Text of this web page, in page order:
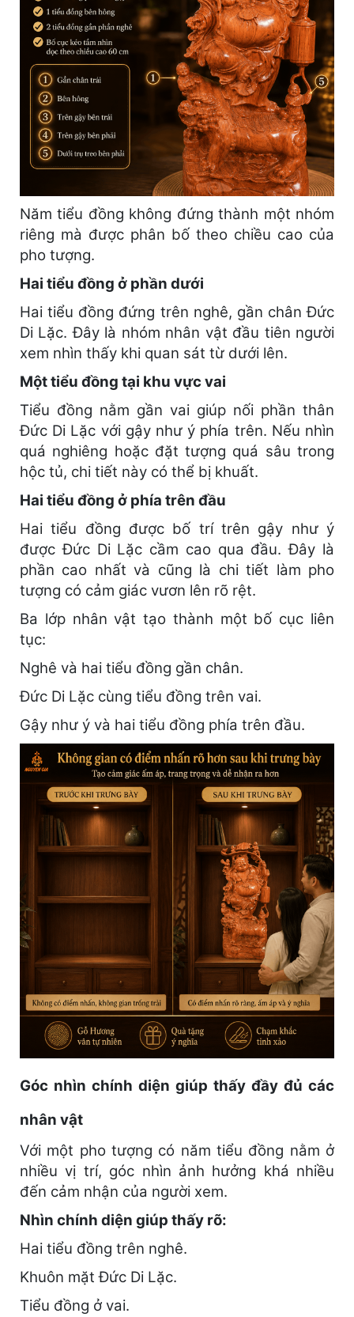
Năm tiểu đồng không đứng thành một nhóm
riêng mà được phân bố theo chiều cao của
pho tượng.
Hai tiểu đồng ở phần dưới
Hai tiểu đồng đứng trên nghê, gần chân Đức
Di Lặc. Đây là nhóm nhân vật đầu tiên người
xem nhìn thấy khi quan sát từ dưới lên.
Một tiểu đồng tại khu vực vai
Tiểu đồng nằm gần vai giúp nối phần thân
Đức Di Lặc với gậy như ý phía trên. Nếu nhìn
quá nghiêng hoặc đặt tượng quá sâu trong
hộc tủ, chi tiết này có thể bị khuất.
Hai tiểu đồng ở phía trên đầu
Hai tiểu đồng được bố trí trên gậy như ý
được Đức Di Lặc cầm cao qua đầu. Đây là
phần cao nhất và cũng là chi tiết làm pho
tượng có cảm giác vươn lên rõ rệt.
Ba lớp nhân vật tạo thành một bố cục liên
tục:
Nghê và hai tiểu đồng gần chân.
Đức Di Lặc cùng tiểu đồng trên vai.
Gậy như ý và hai tiểu đồng phía trên đầu.
Góc nhìn chính diện giúp thấy đầy đủ các
nhân vật
Với một pho tượng có năm tiểu đồng nằm ở
nhiều vị trí, góc nhìn ảnh hưởng khá nhiều
đến cảm nhận của người xem.
Nhìn chính diện giúp thấy rõ:
Hai tiểu đồng trên nghê.
Khuôn mặt Đức Di Lặc.
Tiểu đồng ở vai.